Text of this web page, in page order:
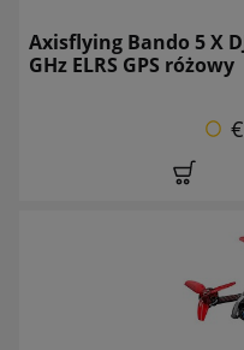
Axisflying Bando 5 X
GHz ELRS GPS różowy